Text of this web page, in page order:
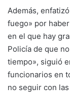
Además,
fuego» por
en el que hay
Policía de que
tiempo», siguió
funcionarios en
no seguir con